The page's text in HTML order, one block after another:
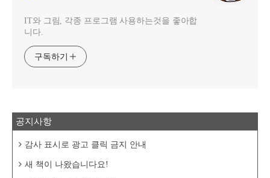
IT와 그림, 각종 프로그램 사용하는것을 좋아합
니다.
구독하기
공지사항
감사 표시로 광고 클릭 금지 안내
새 책이 나왔습니다요!